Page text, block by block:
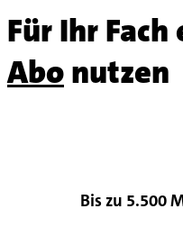
Für Ihr Fach
Abonutzen
Bis zu 5.500